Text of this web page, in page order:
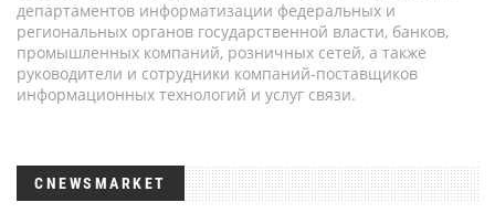
департаментов информатизации федеральных и
региональных органов государственной власти, банков,
промышленных компаний, розничных сетей, а также
руководители и сотрудники компаний-поставщиков
информационных технологий и услуг связи.
CNEWSMARKET